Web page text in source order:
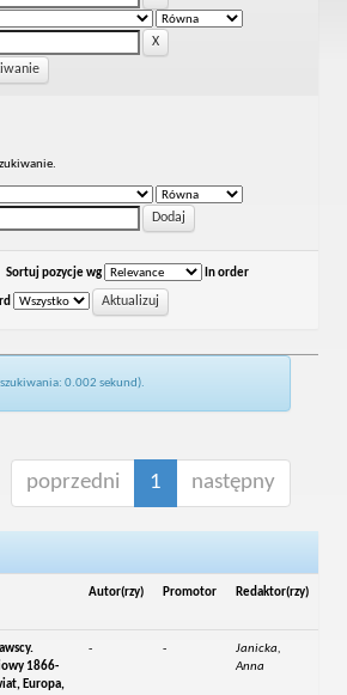
Sortuj pozycje wg In order
0.002 sekund).
poprzedni 1 następny
Autor(rzy) Promotor Redaktor(rzy)
1866-
Europa,
- -
Janicka,
Anna